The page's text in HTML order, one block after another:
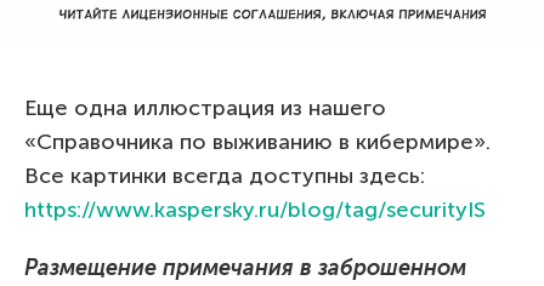
Еще одна иллюстрация из нашего
«Справочника по выживанию в кибермире».
Все картинки всегда доступны здесь:
https://www.kaspersky.ru/blog/tag/securityIS
Размещение примечания в заброшенном